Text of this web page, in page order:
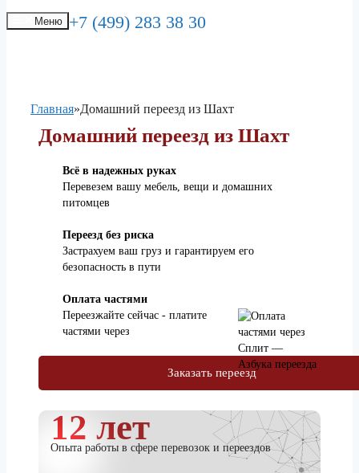
Меню +7 (499) 283 38 30
Главная»Домашний переезд из Шахт
Домашний переезд из Шахт
Всё в надежных руках
Перевезем вашу мебель, вещи и домашних
питомцев
Переезд без риска
Застрахуем ваш груз и гарантируем его
безопасность в пути
Оплата частями
Переезжайте сейчас - платите
частями через
Заказать переезд
12 лет
Опыта работы в сфере перевозок и переездов